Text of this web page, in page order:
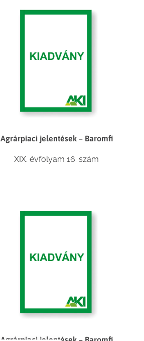
Agrárpiaci jelentések – Baromfi
XIX. évfolyam 16. szám